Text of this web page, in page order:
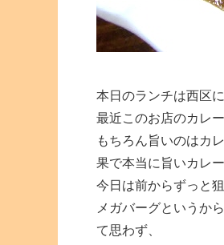
本日のランチは西区
最近このお店のカレ
もちろん旨いのはカ
果で本当に旨いカレ
今日は前からずっと
メガバーグというか
て思わず、